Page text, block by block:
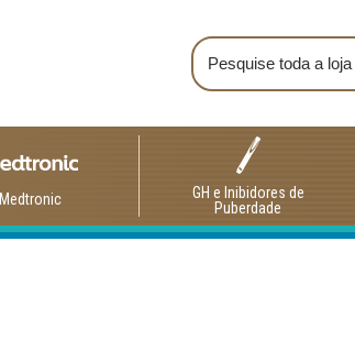
Medtronic
GH e Inibidores de
Puberdade